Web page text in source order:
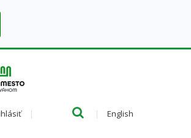
English